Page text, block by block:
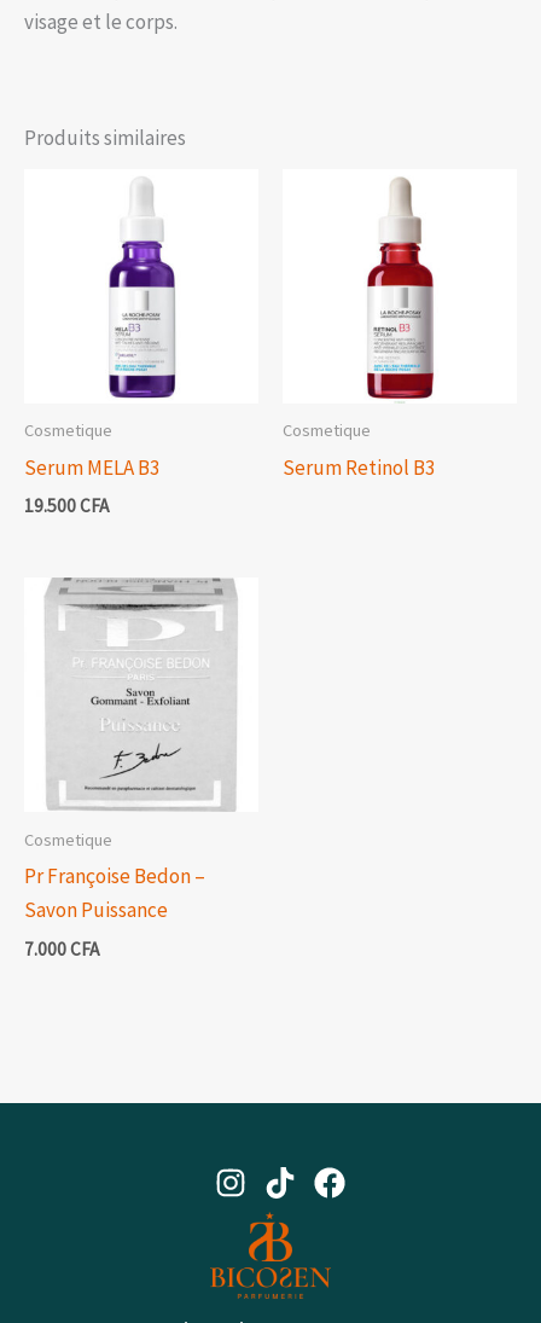
visage et le corps.
Produits similaires
Cosmetique
Serum MELA B3
19.500CFA
Cosmetique
Serum Retinol B3
Cosmetique
Pr Françoise Bedon –
Savon Puissance
7.000CFA